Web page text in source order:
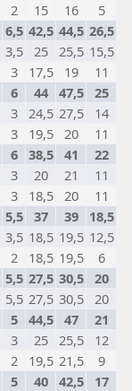
2 15 16
5
6,5 42,5 44,5 26,5
3,5 25 25,5 15,5
3 17,5 19
11
6 44 47,5 25
3 24,5 27,5
14
3 19,5 20
11
6 38,5 41
22
3 20 21
11
3 18,5 20
11
5,5 37 39
18,5
3,5 18,5 19,5 12,5
2 18,5 19,5
6
5,5 27,5 30,5 20
5,5 27,5 30,5 20
5 44,5 47
21
3 25 25,5
12
2 19,5 21,5
9
5 40 42,5
17